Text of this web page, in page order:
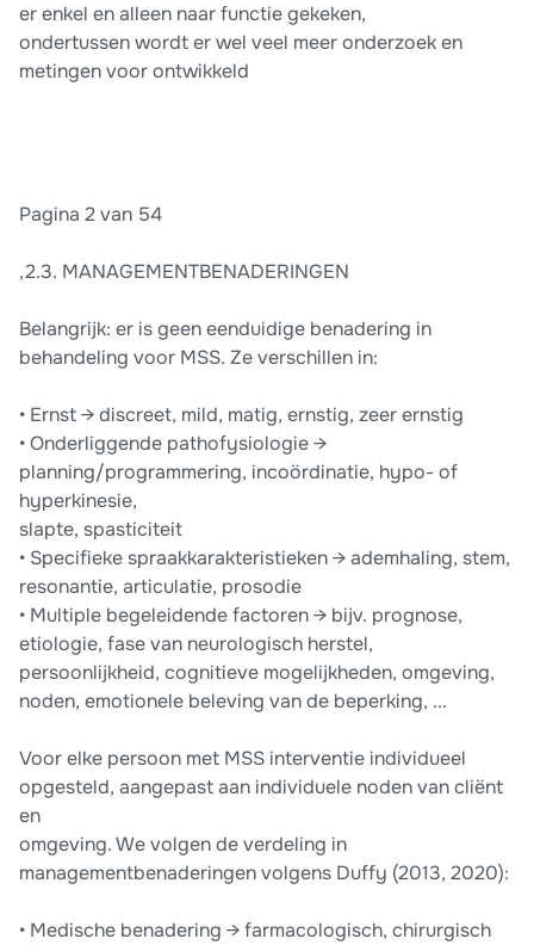
er enkel en alleen naar functie gekeken,
ondertussen wordt er wel veel meer onderzoek en
metingen voor ontwikkeld
Pagina 2 van 54
,2.3. MANAGEMENTBENADERINGEN
Belangrijk: er is geen eenduidige benadering in
behandeling voor MSS. Ze verschillen in:
• Ernst → discreet, mild, matig, ernstig, zeer ernstig
• Onderliggende pathofysiologie →
planning/programmering, incoördinatie, hypo- of
hyperkinesie,
slapte, spasticiteit
• Specifieke spraakkarakteristieken → ademhaling, stem,
resonantie, articulatie, prosodie
• Multiple begeleidende factoren → bijv. prognose,
etiologie, fase van neurologisch herstel,
persoonlijkheid, cognitieve mogelijkheden, omgeving,
noden, emotionele beleving van de beperking, ...
Voor elke persoon met MSS interventie individueel
opgesteld, aangepast aan individuele noden van cliënt
en
omgeving. We volgen de verdeling in
managementbenaderingen volgens Duffy (2013, 2020):
• Medische benadering → farmacologisch, chirurgisch